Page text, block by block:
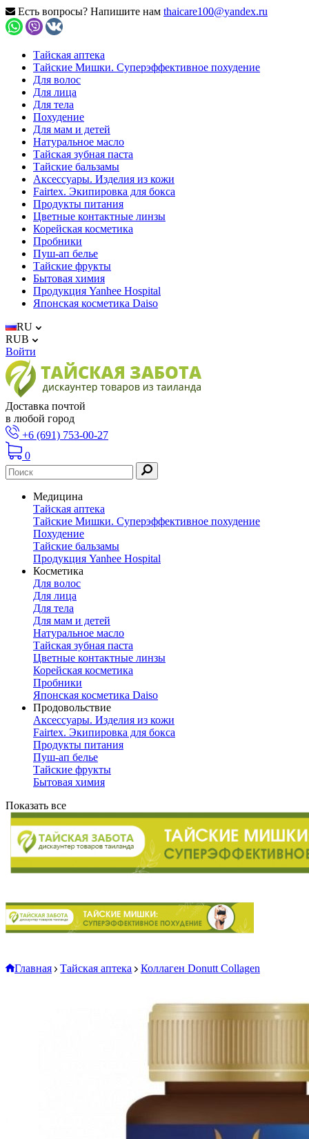
Есть вопросы? Напишите нам thaicare100@yandex.ru
Тайская аптека
Тайские Мишки. Суперэффективное похудение
Для волос
Для лица
Для тела
Похудение
Для мам и детей
Натуральное масло
Тайская зубная паста
Тайские бальзамы
Аксессуары. Изделия из кожи
Fairtex. Экипировка для бокса
Продукты питания
Цветные контактные линзы
Корейская косметика
Пробники
Пуш-ап белье
Тайские фрукты
Бытовая химия
Продукция Yanhee Hospital
Японская косметика Daiso
RU
RUB
Войти
Доставка почтой
в любой город
+6 (691) 753-00-27
0
Медицина
Тайская аптека
Тайские Мишки. Суперэффективное похудение
Похудение
Тайские бальзамы
Продукция Yanhee Hospital
Косметика
Для волос
Для лица
Для тела
Для мам и детей
Натуральное масло
Тайская зубная паста
Цветные контактные линзы
Корейская косметика
Пробники
Японская косметика Daiso
Продовольствие
Аксессуары. Изделия из кожи
Fairtex. Экипировка для бокса
Продукты питания
Пуш-ап белье
Тайские фрукты
Бытовая химия
Показать все
Главная Тайская аптека Коллаген Donutt Collagen